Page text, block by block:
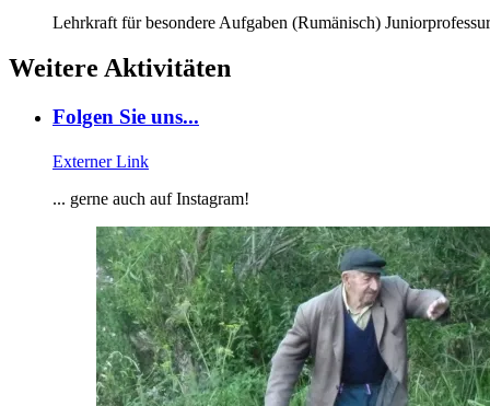
Lehrkraft für besondere Aufgaben (Rumänisch)
Weitere Aktivitäten
Folgen Sie uns...
Externer Link
... gerne auch auf Instagram!